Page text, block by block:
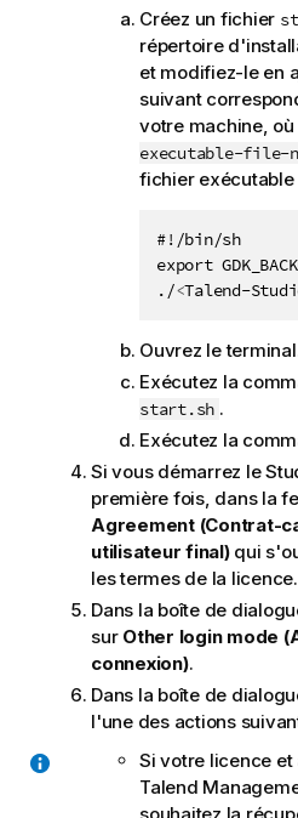
Créez un fichier
répertoire
et modifiez-le en
suivant
votre machine, où
executable-file-
fichier exécutable
#!/bin/sh
export
./<Talend-
Ouvrez le
Exécutez la
start.sh .
Exécutez la
Si vous démarrez le
première fois, dans la
Agreement (Contrat-
utilisateur final)qui
les termes de la licence.
Dans la boîte de
sur Other login mode
connexion).
Dans la boîte de
l'une des actions
Si votre licence
Talend
souhaitez la